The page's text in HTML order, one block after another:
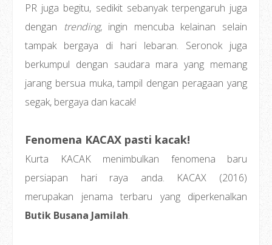
PR juga begitu, sedikit sebanyak terpengaruh juga
dengan
trending, ingin mencuba kelainan selain
tampak bergaya di hari lebaran. Seronok juga
berkumpul dengan saudara mara yang memang
jarang bersua muka, tampil dengan peragaan yang
segak, bergaya dan kacak!
Fenomena KACAX pasti kacak!
Kurta KACAK menimbulkan fenomena baru
persiapan hari raya anda. KACAX (2016)
merupakan jenama terbaru yang diperkenalkan
Butik Busana Jamilah.